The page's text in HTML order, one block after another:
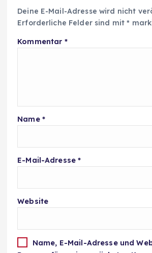
Deine E-Mail-Adresse wird nicht
Erforderliche Felder sind mit*
Kommentar *
Name *
E-Mail-Adresse*
Website
Name, E-Mail-Adresse und